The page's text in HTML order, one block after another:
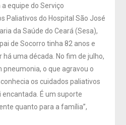
equipe do Serviço
Paliativos do Hospital São José
da Saúde do Ceará (Sesa),
de Socorro tinha 82 anos e
uma década. No fim de julho,
o que agravou o
os cuidados paliativos
encantada. É um suporte
quanto para a família”,